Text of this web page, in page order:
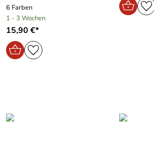
6 Farben
1 - 3 Wochen
15,90 €*